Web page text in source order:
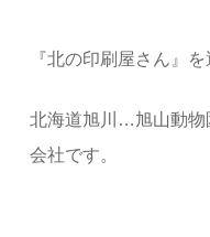
『北の印刷屋さん』
北海道旭川…旭山動物
会社です。